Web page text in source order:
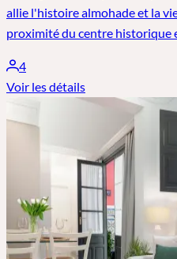
allie l'histoire almohade et la
proximité du centre historique
4
Voir les détails